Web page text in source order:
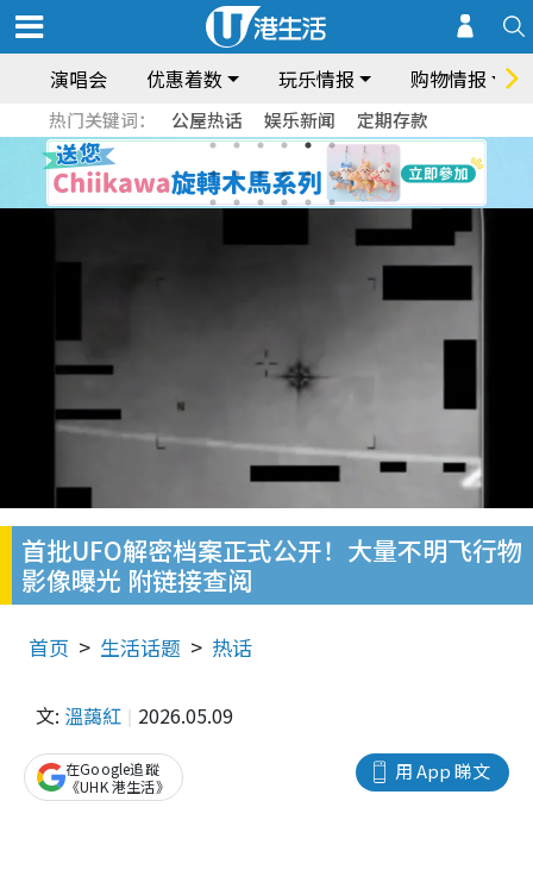
演唱会 优惠着数 玩乐情报 购物情报
热门关键词： 公屋热话 娱乐新闻 定期存款
首批UFO解密档案正式公开！大量不明飞行物
影像曝光 附链接查阅
首页 生活话题 热话
文: 溫藹紅 2026.05.09
用 App 睇文
在Google追蹤
《UHK 港生活》